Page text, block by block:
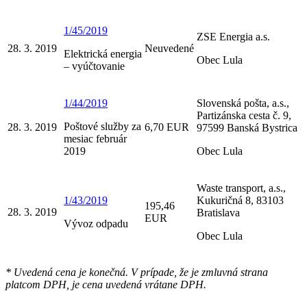
28. 3. 2019
1/45/2019
Elektrická energia
– vyúčtovanie
Neuvedené
ZSE Energia a.s.
Obec Lula
28. 3. 2019
1/44/2019
Poštové služby za
mesiac február
2019
6,70 EUR
Slovenská pošta, a.s.,
Partizánska cesta č. 9,
97599 Banská Bystrica
Obec Lula
28. 3. 2019
1/43/2019
Vývoz odpadu
195,46
EUR
Waste transport, a.s.,
Kukuričná 8, 83103
Bratislava
Obec Lula
* Uvedená cena je konečná. V prípade, že je zmluvná strana
platcom DPH, je cena uvedená vrátane DPH.